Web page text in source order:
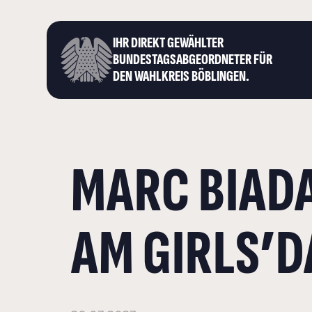
IHR DIREKT GEWÄHLTER
BUNDESTAGS­ABGEORDNETER FÜR
DEN WAHLKREIS BÖBLINGEN.
MARC
AM